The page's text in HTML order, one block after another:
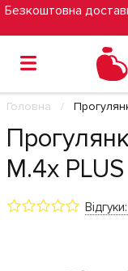
Безкоштовна
Головна
M.4x
Відгуки: